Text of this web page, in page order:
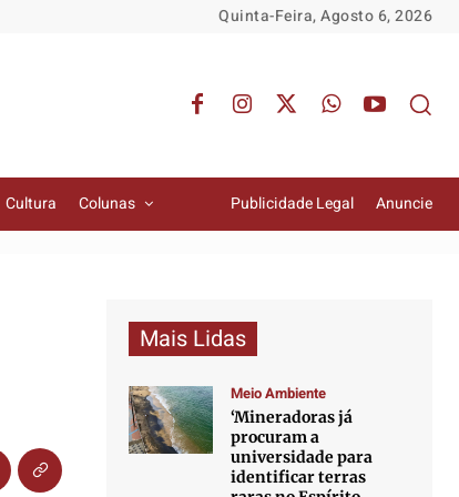
Quinta-Feira, Agosto 6, 2026
Cultura Colunas Publicidade Legal Anuncie
Mais Lidas
Meio Ambiente
‘Mineradoras já
procuram a
universidade para
identificar terras